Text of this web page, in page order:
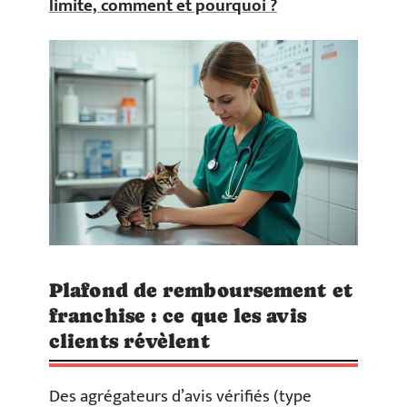
limite, comment et pourquoi ?
Plafond de remboursement et
franchise : ce que les avis
clients révèlent
Des agrégateurs d’avis vérifiés (type